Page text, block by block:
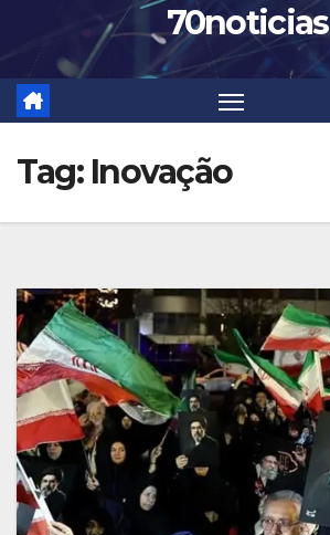
70noticias
Tag: Inovação